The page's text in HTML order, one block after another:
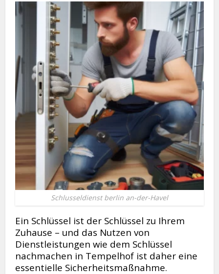
Schlusseldienst berlin an-der-Havel
Ein Schlüssel ist der Schlüssel zu Ihrem
Zuhause – und das Nutzen von
Dienstleistungen wie dem Schlüssel
nachmachen in Tempelhof ist daher eine
essentielle Sicherheitsmaßnahme.